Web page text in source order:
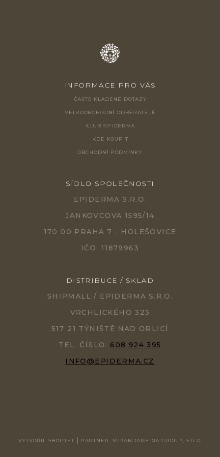
INFORMACE PRO VÁS
ČASTO KLADENÉ DOTAZY
VELKOOBCHODNÍ ODBĚRATELÉ
KLUB EPIDERMA
KDE KOUPIT
OBCHODNÍ PODMÍNKY
SÍDLO SPOLEČNOSTI
EPIDERMA S.R.O.
JANKOVCOVA 1595/14
170 00 PRAHA 7 - HOLEŠOVICE
IČO: 11879963
DISTRIBUCE / SKLAD
SHIPMALL / EPIDERMA S.R.O.
VRCHLICKÉHO 323
517 21 TÝNIŠTĚ NAD ORLICÍ
TEL. ČÍSLO: 608 924 395
INFO@EPIDERMA.CZ
VYTVOŘIL SHOPTET PARTNER: MIRANDAMEDIA GROUP, S.R.O.